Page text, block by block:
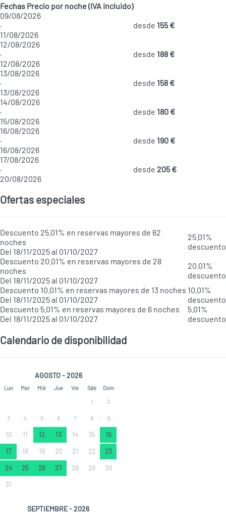
Fechas Precio por noche (IVA incluido)
09/08/2026
·
11/08/2026
desde 155 €
12/08/2026
·
12/08/2026
desde 188 €
13/08/2026
·
13/08/2026
desde 158 €
14/08/2026
·
15/08/2026
desde 180 €
16/08/2026
·
16/08/2026
desde 190 €
17/08/2026
·
20/08/2026
desde 205 €
Ofertas especiales
Descuento 25.01% en reservas mayores de 62
noches
Del 18/11/2025 al 01/10/2027
25.01%
descuento
Descuento 20.01% en reservas mayores de 28
noches
Del 18/11/2025 al 01/10/2027
20.01%
descuento
Descuento 10.01% en reservas mayores de 13 noches
Del 18/11/2025 al 01/10/2027
10.01%
descuento
Descuento 5.01% en reservas mayores de 6 noches
Del 18/11/2025 al 01/10/2027
5.01%
descuento
Calendario de disponibilidad
AGOSTO - 2026
Lun Mar Mié Jue Vie Sáb Dom
1 2
3 4 5 6 7 8 9
10 11 12 13 14 15 16
17 18 19 20 21 22 23
24 25 26 27 28 29 30
31
SEPTIEMBRE - 2026